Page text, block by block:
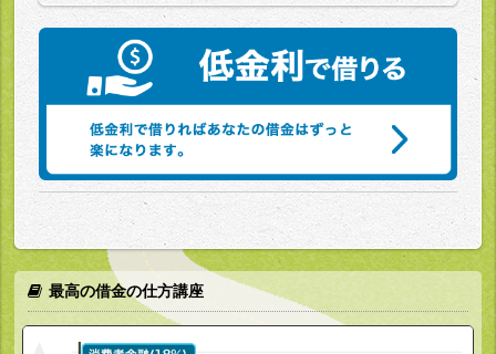
最高の借金の仕方講座